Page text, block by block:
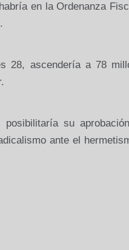
en la Ordenanza
28, ascendería a 78
su
ante el